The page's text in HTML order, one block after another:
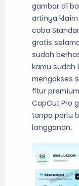
gambar di
artinya
coba
gratis
sudah
kamu sudah
mengakses
fitur premium
CapCut Pro
tanpa perlu
langganan.